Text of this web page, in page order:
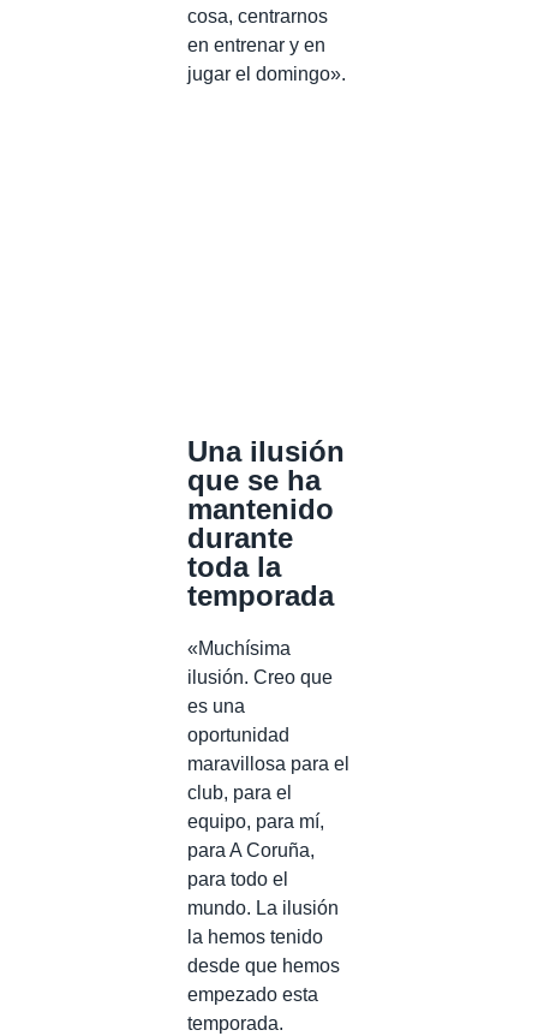
cosa, centrarnos
en entrenar y en
jugar el domingo».
Una ilusión
que se ha
mantenido
durante
toda la
temporada
«Muchísima
ilusión. Creo que
es una
oportunidad
maravillosa para el
club, para el
equipo, para mí,
para A Coruña,
para todo el
mundo. La ilusión
la hemos tenido
desde que hemos
empezado esta
temporada.